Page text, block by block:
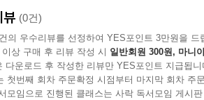
생태계 구축: 학교-가정-지역사회의 협력
오프 통합적으로 접근하기
반의 K-SEL: 평생학습 관점
뷰 (0건)
의 우수리뷰를 선정하여 YES포인트 3만원을 드
상 구매 후 리뷰 작성 시 일반회원 300원, 마니
다운로드 후 작성한 리뷰만 YES포인트 지급됩니
첫번째 회차 주문확정 시점부터 마지막 회차 주
모임으로 진행된 클래스는 사락 독서모임 게시